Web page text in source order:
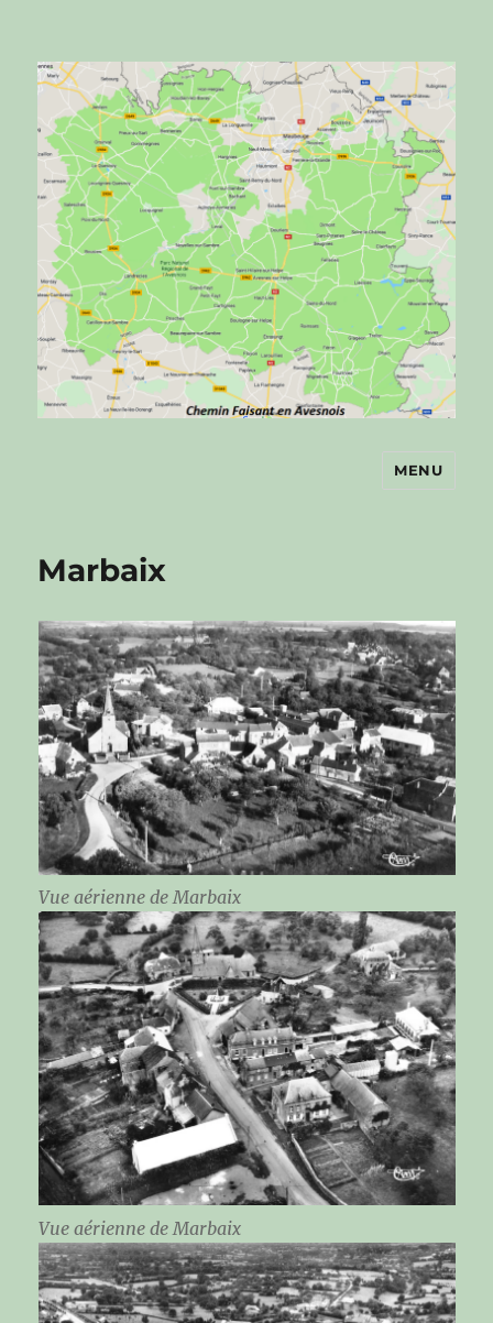
Chemin faisant en Avesnois
MENU
Marbaix
Vue aérienne de Marbaix
Vue aérienne de Marbaix